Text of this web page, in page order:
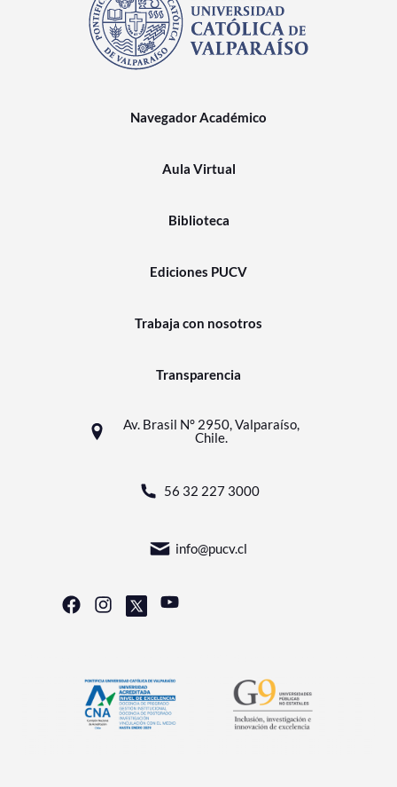
Navegador Académico
Aula Virtual
Biblioteca
Ediciones PUCV
Trabaja con nosotros
Transparencia
Av. Brasil N° 2950, Valparaíso,
Chile.
56 32 227 3000
info@pucv.cl